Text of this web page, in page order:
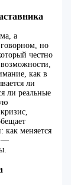
а
но
честно
как в
ли
ли реальные
как меняется
—